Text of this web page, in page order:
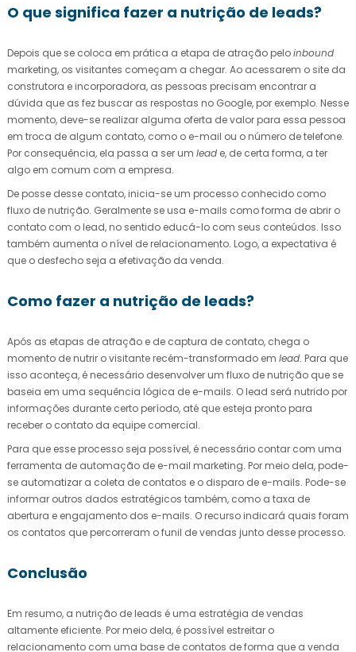
O que significa fazer a nutrição de leads?
Depois que se coloca em prática a etapa de atração peloinbound
marketing, os visitantes começam a chegar. Ao acessarem o site da
construtora e incorporadora, as pessoas precisam encontrar a
dúvida que as fez buscar as respostas no Google, por exemplo. Nesse
momento, deve-se realizar alguma oferta de valor para essa pessoa
em troca de algum contato, como o e-mail ou o número de telefone.
Por consequência, ela passa a ser um lead e, de certa forma, a ter
algo em comum com a empresa.
De posse desse contato, inicia-se um processo conhecido como
fluxo de nutrição. Geralmente se usa e-mails como forma de abrir o
contato com o lead, no sentido educá-lo com seus conteúdos. Isso
também aumenta o nível de relacionamento. Logo, a expectativa é
que o desfecho seja a efetivação da venda.
Como fazer a nutrição de leads?
Após as etapas de atração e de captura de contato, chega o
momento de nutrir o visitante recém-transformado em lead. Para que
isso aconteça, é necessário desenvolver um fluxo de nutrição que se
baseia em uma sequência lógica de e-mails. O lead será nutrido por
informações durante certo período, até que esteja pronto para
receber o contato da equipe comercial.
Para que esse processo seja possível, é necessário contar com uma
ferramenta de automação de e-mail marketing. Por meio dela, pode-
se automatizar a coleta de contatos e o disparo de e-mails. Pode-se
informar outros dados estratégicos também, como a taxa de
abertura e engajamento dos e-mails. O recurso indicará quais foram
os contatos que percorreram o funil de vendas junto desse processo.
Conclusão
Em resumo, a nutrição de leads é uma estratégia de vendas
altamente eficiente. Por meio dela, é possível estreitar o
relacionamento com uma base de contatos de forma que a venda